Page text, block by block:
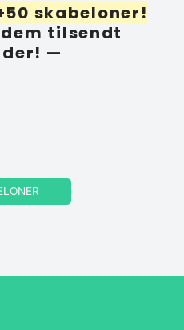
skabeloner!
tilsendt
—